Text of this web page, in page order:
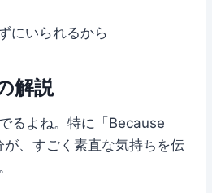
にいられるから
解説
るよね。特に「Because
が、すごく素直な気持ちを伝